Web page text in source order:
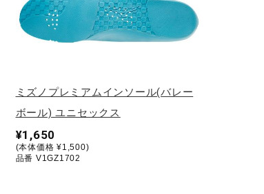
ミズノプレミアムインソール(バレー
ボール) ユニセックス
¥1,650
(本体価格 ¥1,500)
品番 V1GZ1702